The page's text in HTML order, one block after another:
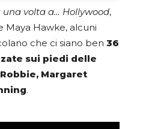
una volta a… Hollywood,
Maya Hawke, alcuni
che ci siano ben 36
sui piedi delle
Margaret
.